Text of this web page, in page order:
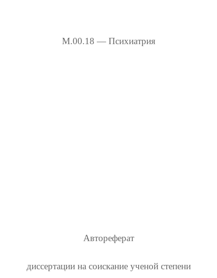
М.00.18 — Психиатрия
Автореферат
диссертации на соискание ученой степени